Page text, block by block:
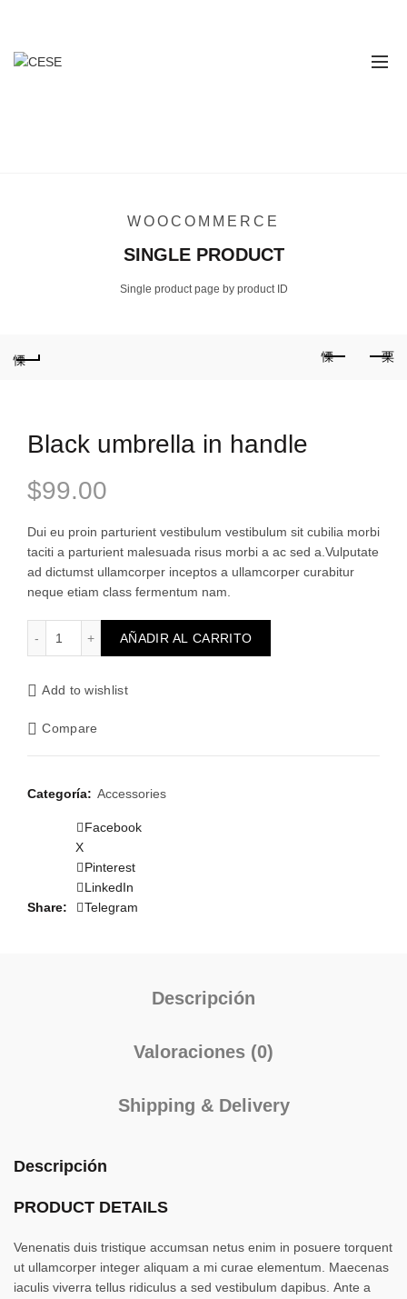
WOOCOMMERCE
SINGLE PRODUCT
Single product page by product ID
Black umbrella in handle
$99.00
Dui eu proin parturient vestibulum vestibulum sit cubilia morbi
taciti a parturient malesuada risus morbi a ac sed a.Vulputate
ad dictumst ullamcorper inceptos a ullamcorper curabitur
neque etiam class fermentum nam.
Black umbrella in handle cantidad
AÑADIR AL CARRITO
Add to wishlist
Compare
Categoría: Accessories
Share
Facebook
X
Pinterest
LinkedIn
Telegram
Descripción
Valoraciones (0)
Shipping & Delivery
Descripción
PRODUCT DETAILS
Venenatis duis tristique accumsan netus enim in posuere torquent
ut ullamcorper integer aliquam a mi curae elementum. Maecenas
iaculis viverra tellus ridiculus a sed vestibulum dapibus. Ante a